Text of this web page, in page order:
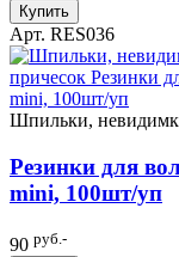
Купить
Арт. RES036
Шпильки,
Резинки для
mini, 100шт/уп
90 руб.-